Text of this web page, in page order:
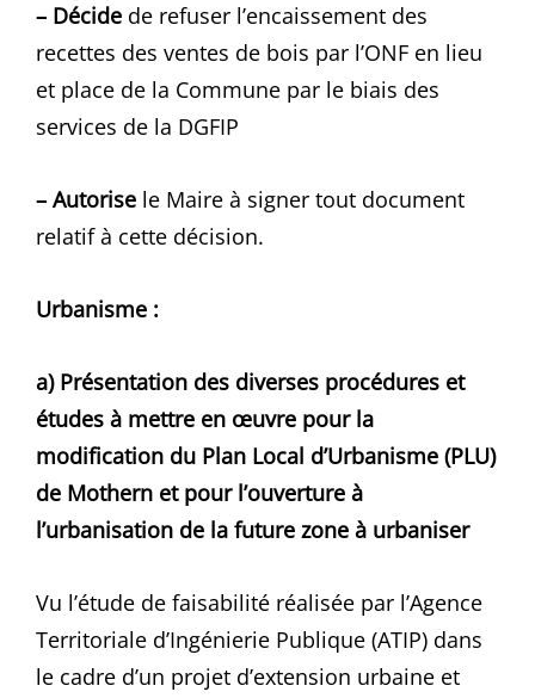
– Décide de refuser l’encaissement des
recettes des ventes de bois par l’ONF en lieu
et place de la Commune par le biais des
services de la DGFIP
– Autorise le Maire à signer tout document
relatif à cette décision.
Urbanisme :
a) Présentation des diverses procédures et
études à mettre en œuvre pour la
modification du Plan Local d’Urbanisme (PLU)
de Mothern et pour l’ouverture à
l’urbanisation de la future zone à urbaniser
Vu l’étude de faisabilité réalisée par l’Agence
Territoriale d’Ingénierie Publique (ATIP) dans
le cadre d’un projet d’extension urbaine et